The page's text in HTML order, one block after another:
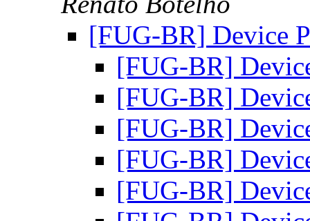
[FUG-BR] Device
[FUG-BR]
[FUG-BR]
[FUG-BR]
[FUG-BR]
[FUG-BR]